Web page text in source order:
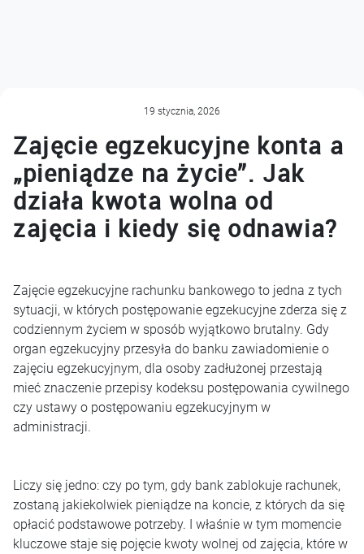
19 stycznia, 2026
Zajęcie egzekucyjne konta a
„pieniądze na życie”. Jak
działa kwota wolna od
zajęcia i kiedy się odnawia?
Zajęcie egzekucyjne rachunku bankowego to jedna z tych
sytuacji, w których postępowanie egzekucyjne zderza się z
codziennym życiem w sposób wyjątkowo brutalny. Gdy
organ egzekucyjny przesyła do banku zawiadomienie o
zajęciu egzekucyjnym, dla osoby zadłużonej przestają
mieć znaczenie przepisy kodeksu postępowania cywilnego
czy ustawy o postępowaniu egzekucyjnym w
administracji.
Liczy się jedno: czy po tym, gdy bank zablokuje rachunek,
zostaną jakiekolwiek pieniądze na koncie, z których da się
opłacić podstawowe potrzeby. I właśnie w tym momencie
kluczowe staje się pojęcie kwoty wolnej od zajęcia, które w